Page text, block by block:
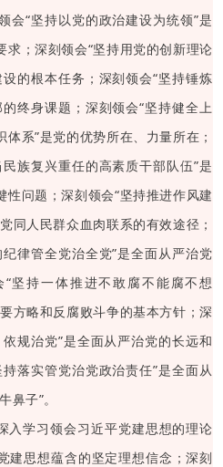
会“坚持以党的政治建设为统领”是
求；深刻领会“坚持用党的创新理论
的根本任务；深刻领会“坚持锤炼
终身课题；深刻领会“坚持健全上
系”是党的优势所在、力量所在；
族复兴重任的高素质干部队伍”是
性问题；深刻领会“坚持推进作风建
同人民群众血肉联系的有效途径；
律管全党治全党”是全面从严治党
坚持一体推进不敢腐不能腐不想
方略和反腐败斗争的基本方针；深
规治党”是全面从严治党的长远和
落实管党治党政治责任”是全面从
鼻子”。
入学习领会习近平党建思想的理论
建思想蕴含的坚定理想信念；深刻